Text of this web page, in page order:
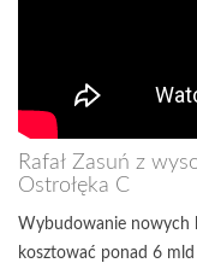
Rafał Zasuń z
Ostrołęka C
Wybudowanie nowych
kosztować ponad 6